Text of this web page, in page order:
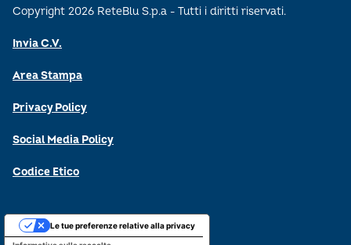
Copyright 2026 ReteBlu S.p.a - Tutti i diritti riservati.
Invia C.V.
Area Stampa
Privacy Policy
Social Media Policy
Codice Etico
Le tue preferenze relative alla privacy